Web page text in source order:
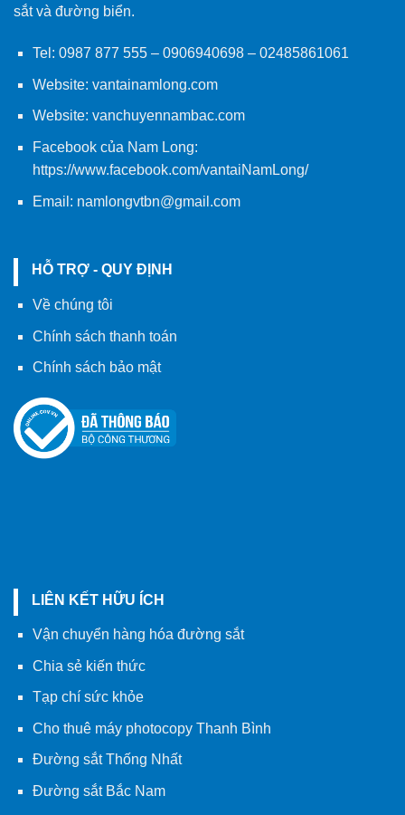
sắt và đường biển.
Tel: 0987 877 555– 0906940698– 02485861061
Website: vantainamlong.com
Website: vanchuyennambac.com
Facebook của Nam Long:
https://www.facebook.com/vantaiNamLong/
Email: namlongvtbn@gmail.com
HỖ TRỢ - QUY ĐỊNH
Về chúng tôi
Chính sách thanh toán
Chính sách bảo mật
LIÊN KẾT HỮU ÍCH
Vận chuyển hàng hóa đường sắt
Chia sẻ kiến thức
Tạp chí sức khỏe
Cho thuê máy photocopy Thanh Bình
Đường sắt Thống Nhất
Đường sắt Bắc Nam